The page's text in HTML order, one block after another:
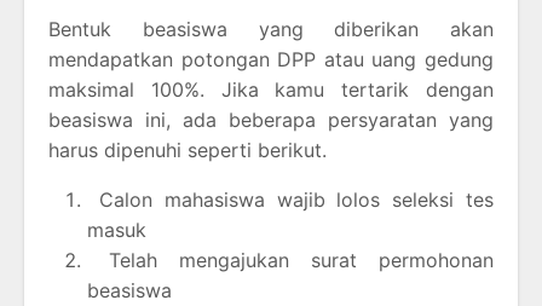
Bentuk beasiswa yang diberikan akan
mendapatkan potongan DPP atau uang gedung
maksimal 100%. Jika kamu tertarik dengan
beasiswa ini, ada beberapa persyaratan yang
harus dipenuhi seperti berikut.
Calon mahasiswa wajib lolos seleksi tes
masuk
Telah mengajukan surat permohonan
beasiswa